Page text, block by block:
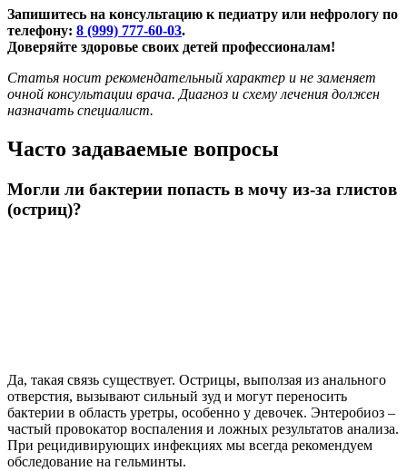
Запишитесь на консультацию к педиатру или нефрологу по
телефону: 8 (999) 777-60-03.
Доверяйте здоровье своих детей профессионалам!
Статья носит рекомендательный характер и не заменяет
очной консультации врача. Диагноз и схему лечения должен
назначать специалист.
Часто задаваемые вопросы
Могли ли бактерии попасть в мочу из-за глистов
(остриц)?
Да, такая связь существует. Острицы, выползая из анального
отверстия, вызывают сильный зуд и могут переносить
бактерии в область уретры, особенно у девочек. Энтеробиоз –
частый провокатор воспаления и ложных результатов анализа.
При рецидивирующих инфекциях мы всегда рекомендуем
обследование на гельминты.